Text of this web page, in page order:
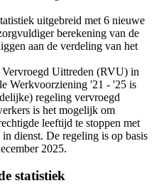
uitgebreid met 6 nieuwe
berekening van de
aan de verdeling van het
Uittreden (RVU) in
Werkvoorziening '21 - '25 is
regeling vervroegd
is het mogelijk om
leeftijd te stoppen met
dienst. De regeling is op basis
2025.
statistiek